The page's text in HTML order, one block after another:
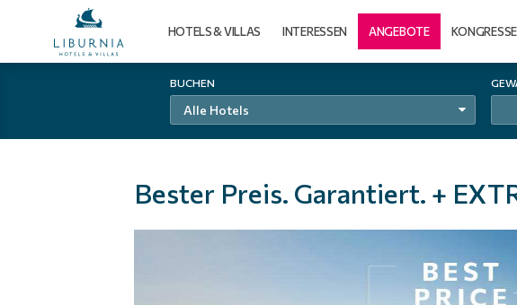
BUCHEN
Alle Hotels
HOTELS & VILLAS INTERESSEN ANGEBOTE
Bester Preis. Garantiert. +